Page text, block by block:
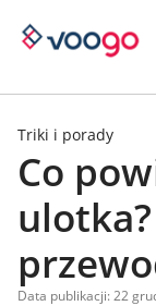
Triki i porady
Co
Data publikacji: 22